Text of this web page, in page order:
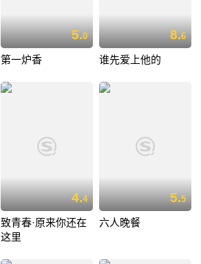
5.0
第一炉香
8.6
谁先爱上他的
4.4
致青春·原来你还在
这里
5.5
六人晚餐